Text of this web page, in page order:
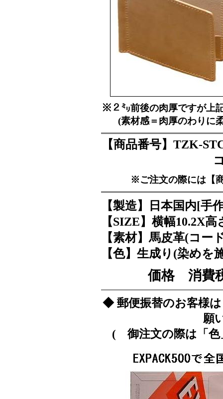
※２㍉前後の肉厚ですが上
(素材感＝肉厚のわりに
【商品番号】TZK-
※ご注文の際には【
【製造】日本国内[手
【SIZE】横幅10.2X
【素材】馬皮革(コ
【色】生成り(染めを
価格 消費
◆ 郵便振替のお客様
願
( 御注文の際は「色